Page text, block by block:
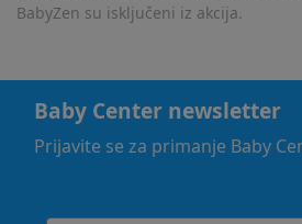
BabyZen su isključeni iz akcija.
Baby Center newsletter
Prijavite se za primanje Baby